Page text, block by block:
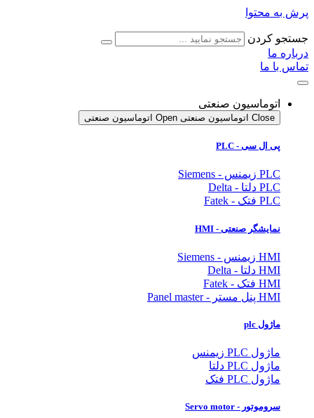
پرش به محتوا
جستجو کردن
درباره ما
تماس با ما
اتوماسیون صنعتی
Close اتوماسیون صنعتی Open اتوماسیون صنعتی
پی ال سی - PLC
PLC زیمنس - Siemens
PLC دلتا - Delta
PLC فتک - Fatek
نمایشگر صنعتی - HMI
HMI زیمنس - Siemens
HMI دلتا - Delta
HMI فتک - Fatek
HMI پنل مستر - Panel master
ماژول plc
ماژول PLC زیمنس
ماژول PLC دلتا
ماژول PLC فتک
سروموتور - Servo motor